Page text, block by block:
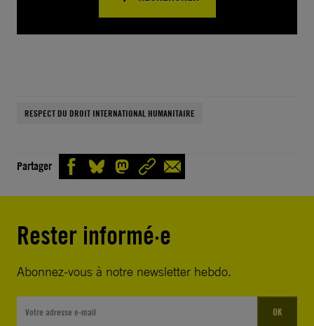
RESPECT DU DROIT INTERNATIONAL HUMANITAIRE
Partager
Rester informé·e
Abonnez-vous à notre newsletter hebdo.
OK